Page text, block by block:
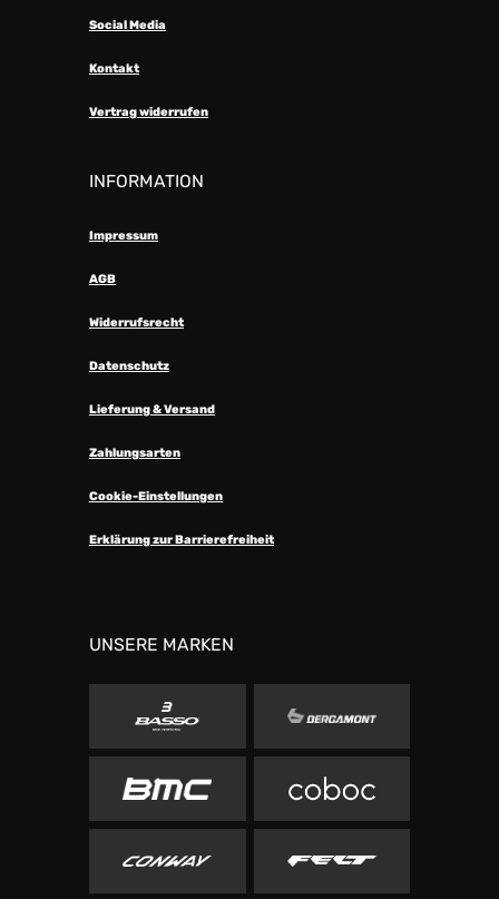
Social Media
Kontakt
Vertrag widerrufen
INFORMATION
Impressum
AGB
Widerrufsrecht
Datenschutz
Lieferung & Versand
Zahlungsarten
Cookie-Einstellungen
Erklärung zur Barrierefreiheit
UNSERE MARKEN